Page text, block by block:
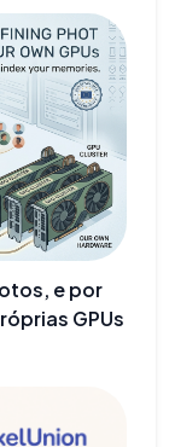
e por
GPUs